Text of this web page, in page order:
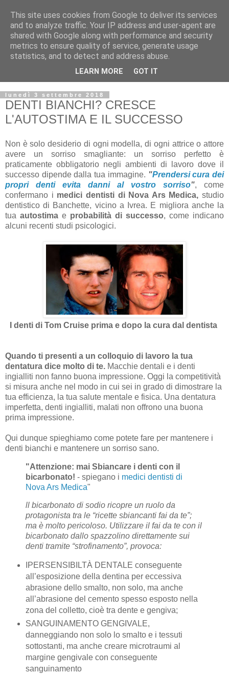
lunedì 3 settembre 2018
DENTI BIANCHI? CRESCE
L'AUTOSTIMA E IL SUCCESSO
Non è solo desiderio di ogni modella, di ogni attrice o attore
avere un sorriso smagliante: un sorriso perfetto è
praticamente obbligatorio negli ambienti di lavoro dove il
successo dipende dalla tua immagine. "Prendersi cura dei
propri denti evita danni al vostro sorriso", come
confermano i medici dentisti di Nova Ars Medica, studio
dentistico di Banchette, vicino a Ivrea. E migliora anche la
tua autostima e probabilità di successo, come indicano
alcuni recenti studi psicologici.
I denti di Tom Cruise prima e dopo la cura dal dentista
Quando ti presenti a un colloquio di lavoro la tua
dentatura dice molto di te. Macchie dentali e i denti
ingialliti non fanno buona impressione. Oggi la competitività
si misura anche nel modo in cui sei in grado di dimostrare la
tua efficienza, la tua salute mentale e fisica. Una dentatura
imperfetta, denti ingialliti, malati non offrono una buona
prima impressione.
Qui dunque spieghiamo come potete fare per mantenere i
denti bianchi e mantenere un sorriso sano.
"Attenzione: mai Sbiancare i denti con il
bicarbonato! - spiegano i medici dentisti di
Nova Ars Medica"
ll bicarbonato di sodio ricopre un ruolo da
protagonista tra le “ricette sbiancanti fai da te”;
ma è molto pericoloso. Utilizzare il fai da te con il
bicarbonato dallo spazzolino direttamente sui
denti tramite “strofinamento”, provoca:
IPERSENSIBILTÀ DENTALE conseguente
all’esposizione della dentina per eccessiva
abrasione dello smalto, non solo, ma anche
all’abrasione del cemento spesso esposto nella
zona del colletto, cioè tra dente e gengiva;
SANGUINAMENTO GENGIVALE,
danneggiando non solo lo smalto e i tessuti
sottostanti, ma anche creare microtraumi al
margine gengivale con conseguente
sanguinamento
This site uses cookies from Google to deliver its services
and to analyze traffic. Your IP address and user-agent are
shared with Google along with performance and security
metrics to ensure quality of service, generate usage
statistics, and to detect and address abuse.
LEARN MORE GOT IT